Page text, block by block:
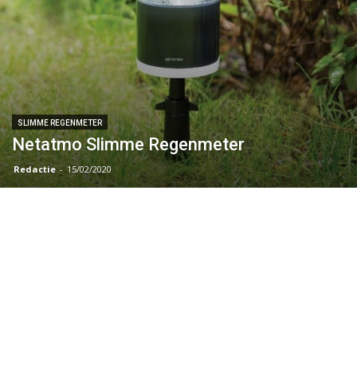
SLIMME REGENMETER
Netatmo Slimme Regenmeter
Redactie - 15/02/2020